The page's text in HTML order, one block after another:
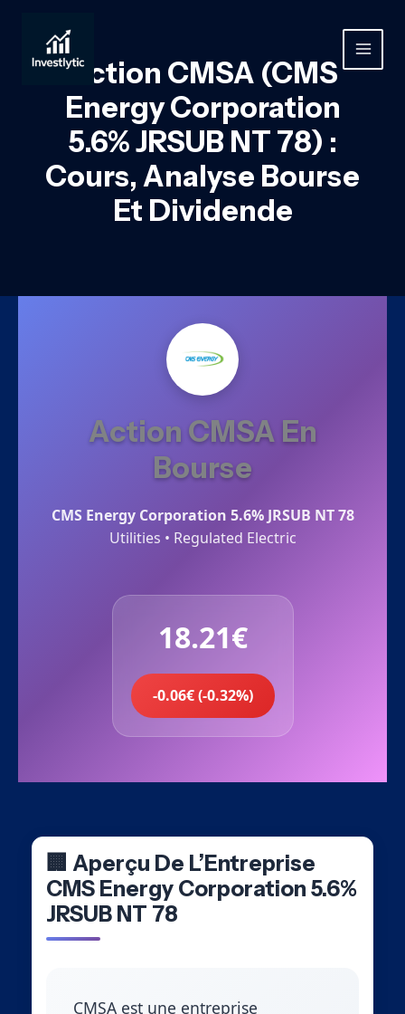
contenu
MAIN
Action CMSA (CMS
Energy Corporation
5.6% JRSUB NT 78) :
Cours, Analyse Bourse
Et Dividende
Action CMSA En
Bourse
CMS Energy Corporation 5.6% JRSUB NT 78
Utilities • Regulated Electric
18.21€
-0.06€ (-0.32%)
🏢 Aperçu De L’Entreprise
CMS Energy Corporation 5.6%
JRSUB NT 78
CMSA est une entreprise